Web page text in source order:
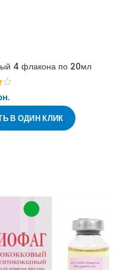
4 флакона по 20мл
В ОДИН КЛИК